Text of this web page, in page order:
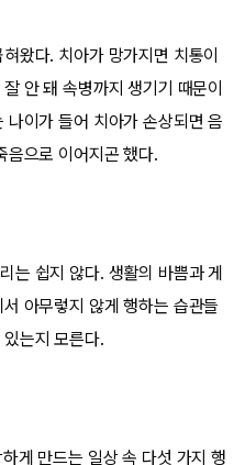
왔다. 치아가 망가지면 치통이
안 돼 속병까지 생기기 때문이
나이가 들어 치아가 손상되면 음
음으로 이어지곤 했다.
는 쉽지 않다. 생활의 바쁨과 게
아무렇지 않게 행하는 습관들
는지 모른다.
게 만드는 일상 속 다섯 가지 행